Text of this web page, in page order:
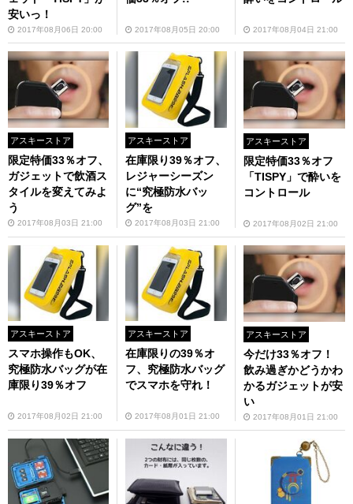
安いっ！
2017年08月06日 20:00 2017年08月05日 20:00 2017年08月04日 21:00
アスキーストア
限定特価33％オフ、
ガジェットで飲酒ス
タイルを変えてみよ
う
2017年08月03日 21:00
アスキーストア
在庫限り39％オフ、
レジャーシーズン
に“究極防水バッ
グ”を
2017年08月03日 21:00
アスキーストア
限定特価33％オフ
「TISPY」で酔いを
コントロール
2017年08月02日 21:00
アスキーストア
スマホ操作もOK、
究極防水バッグが在
庫限り39％オフ
2017年08月02日 21:00
アスキーストア
在庫限りの39％オ
フ、究極防水バッグ
でスマホを守れ！
2017年08月01日 21:00
アスキーストア
今だけ33％オフ！
飲み過ぎかどうかわ
かるガジェットが安
い
2017年08月01日 21:00